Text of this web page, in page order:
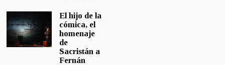
El hijo de la
cómica, el
homenaje
de
Sacristán a
Fernán